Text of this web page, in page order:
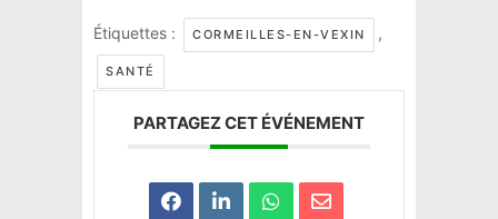
Le Bellay-en-vexin
Étiquettes : CORMEILLES-EN-VEXIN ,
SANTÉ
PARTAGEZ CET ÉVÉNEMENT